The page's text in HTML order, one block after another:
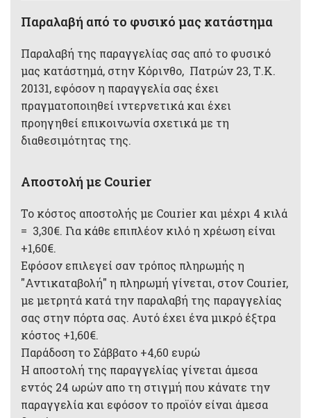
Παραλαβή από το φυσικό μας κατάστημα
Παραλαβή της παραγγελίας σας από το φυσικό
μας κατάστημά, στην Κόρινθο, Πατρών 23, Τ.Κ.
20131, εφόσον η παραγγελία σας έχει
πραγματοποιηθεί ιντερνετικά και έχει
προηγηθεί επικοινωνία σχετικά με τη
διαθεσιμότητας της.
Αποστολή με Courier
Το κόστος αποστολής με Courier και μέχρι 4 κιλά
= 3,30€. Για κάθε επιπλέον κιλό η χρέωση είναι
+1,60€.
Εφόσον επιλεγεί σαν τρόπος πληρωμής η
"Αντικαταβολή" η πληρωμή γίνεται, στον Courier,
με μετρητά κατά την παραλαβή της παραγγελίας
σας στην πόρτα σας. Αυτό έχει ένα μικρό έξτρα
κόστος +1,60€.
Παράδοση το Σάββατο +4,60 ευρώ
Η αποστολή της παραγγελίας γίνεται άμεσα
εντός 24 ωρών απο τη στιγμή που κάνατε την
παραγγελία και εφόσον το προϊόν είναι άμεσα